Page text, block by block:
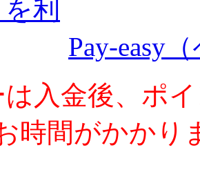
Pay-easy
入金後、ポ
時間がかかり